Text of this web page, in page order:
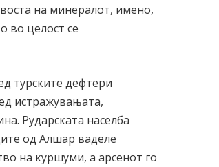
на минералот, имено,
во целост се
турските дефтери
истражувањата,
Рударската населба
од Алшар ваделе
на куршуми, а арсенот го